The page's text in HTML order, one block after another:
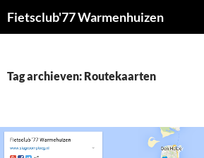
naar
Fietsclub'77 Warmenhuizen
Tag archieven: Routekaarten